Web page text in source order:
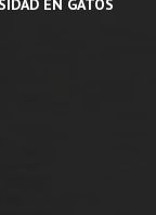
EN GATOS